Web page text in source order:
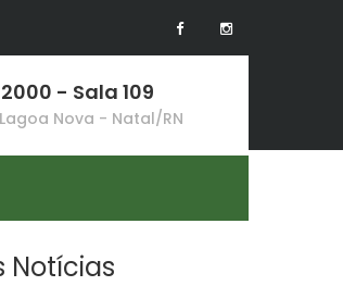
- Sala 109
Nova - Natal/RN
Notícias